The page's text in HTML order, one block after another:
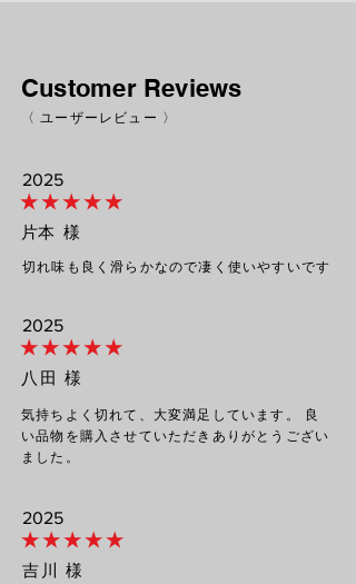
Customer Reviews
〈 ユーザーレビュー 〉
2025
★ ★ ★ ★ ★
片本 様
切れ味も良く滑らかなので凄く使いやすいです
2025
★ ★ ★ ★ ★
八田 様
気持ちよく切れて、大変満足しています。 良
い品物を購入させていただきありがとうござい
ました。
2025
★ ★ ★ ★ ★
吉川 様